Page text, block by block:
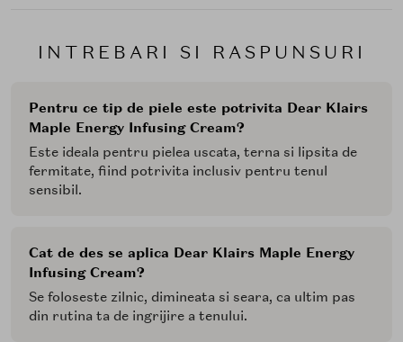
INTREBARI SI RASPUNSURI
Pentru ce tip de piele este potrivita Dear Klairs
Maple Energy Infusing Cream?
Este ideala pentru pielea uscata, terna si lipsita de
fermitate, fiind potrivita inclusiv pentru tenul
sensibil.
Cat de des se aplica Dear Klairs Maple Energy
Infusing Cream?
Se foloseste zilnic, dimineata si seara, ca ultim pas
din rutina ta de ingrijire a tenului.
(Dioscorea Japonica Root Extract) - revitalizare si
efect calmant
Se aplica o cantitate mica pe pielea curata si uscata, ca
pentru o absorbtie optima.